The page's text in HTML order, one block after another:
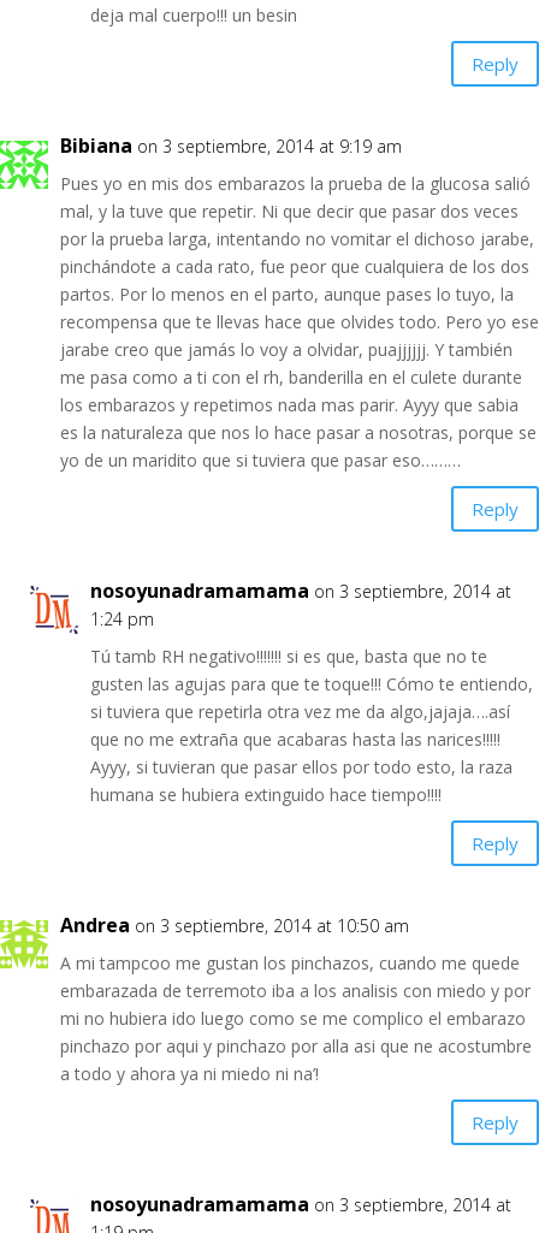
deja mal cuerpo!!! un besin
Reply
Bibiana on 3 septiembre, 2014 at 9:19 am
Pues yo en mis dos embarazos la prueba de la glucosa salió
mal, y la tuve que repetir. Ni que decir que pasar dos veces
por la prueba larga, intentando no vomitar el dichoso jarabe,
pinchándote a cada rato, fue peor que cualquiera de los dos
partos. Por lo menos en el parto, aunque pases lo tuyo, la
recompensa que te llevas hace que olvides todo. Pero yo ese
jarabe creo que jamás lo voy a olvidar, puajjjjjj. Y también
me pasa como a ti con el rh, banderilla en el culete durante
los embarazos y repetimos nada mas parir. Ayyy que sabia
es la naturaleza que nos lo hace pasar a nosotras, porque se
yo de un maridito que si tuviera que pasar eso………
Reply
nosoyunadramamama on 3 septiembre, 2014 at
1:24 pm
Tú tamb RH negativo!!!!!!! si es que, basta que no te
gusten las agujas para que te toque!!! Cómo te entiendo,
si tuviera que repetirla otra vez me da algo,jajaja….así
que no me extraña que acabaras hasta las narices!!!!!
Ayyy, si tuvieran que pasar ellos por todo esto, la raza
humana se hubiera extinguido hace tiempo!!!!
Reply
Andrea on 3 septiembre, 2014 at 10:50 am
A mi tampcoo me gustan los pinchazos, cuando me quede
embarazada de terremoto iba a los analisis con miedo y por
mi no hubiera ido luego como se me complico el embarazo
pinchazo por aqui y pinchazo por alla asi que ne acostumbre
a todo y ahora ya ni miedo ni na’!
Reply
nosoyunadramamama on 3 septiembre, 2014 at